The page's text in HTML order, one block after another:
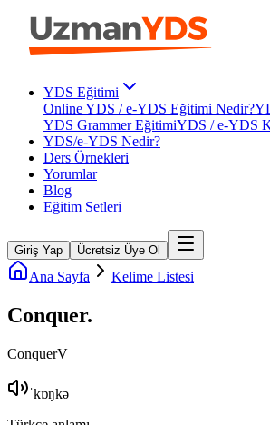
YDS Eğitimi
Online YDS / e-YDS Eğitimi Nedir?
YDS Grammer EğitimiYDS / e-YDS
YDS/e-YDS Nedir?
Ders Örnekleri
Yorumlar
Blog
Eğitim Setleri
Giriş Yap Ücretsiz Üye Ol
Ana Sayfa Kelime Listesi
Conquer.
ConquerV
ˈkɒŋkə